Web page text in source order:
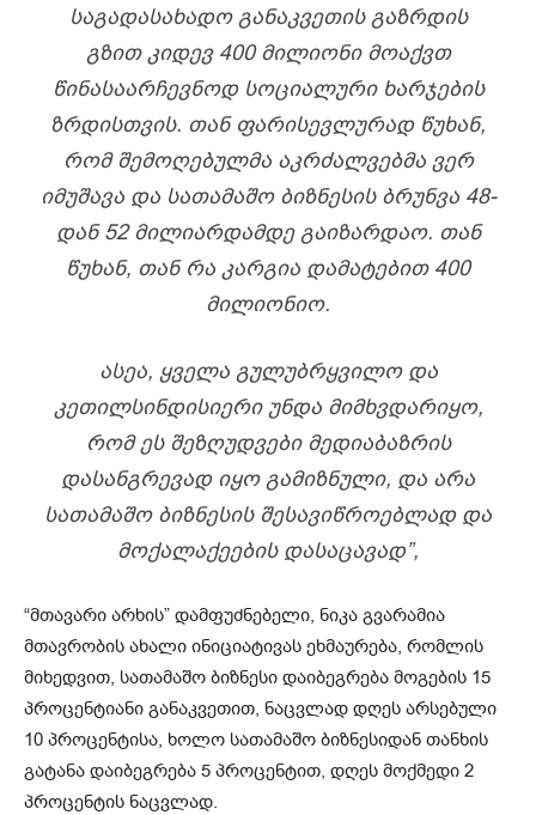
ᲡᲐᲒᲐᲓᲐᲡᲐᲮᲐᲓᲝ ᲒᲐᲜᲐᲙᲕᲔᲗᲘᲡ ᲒᲐᲖᲠᲓᲘᲡ
ᲒᲖᲘᲗ ᲙᲘᲓᲔᲕ 400 ᲛᲘᲚᲘᲝᲜᲘ ᲛᲝᲐᲥᲕᲗ
ᲬᲘᲜᲐᲡᲐᲐᲠᲩᲔᲕᲜᲝᲓ ᲡᲝᲪᲘᲐᲚᲣᲠᲘ ᲮᲐᲠᲯᲔᲑᲘᲡ
ᲖᲠᲓᲘᲡᲗᲕᲘᲡ. ᲗᲐᲜ ᲤᲐᲠᲘᲡᲔᲕᲚᲣᲠᲐᲓ ᲬᲣᲮᲐᲜ,
ᲠᲝᲛ ᲨᲔᲛᲝᲦᲔᲑᲣᲚᲛᲐ ᲐᲙᲠᲫᲐᲚᲕᲔᲑᲛᲐ ᲕᲔᲠ
ᲘᲛᲣᲨᲐᲕᲐ ᲓᲐ ᲡᲐᲗᲐᲛᲐᲨᲝ ᲑᲘᲖᲜᲔᲡᲘᲡ ᲑᲠᲣᲜᲕᲐ 48-
ᲓᲐᲜ 52 ᲛᲘᲚᲘᲐᲠᲓᲐᲛᲓᲔ ᲒᲐᲘᲖᲐᲠᲓᲐᲝ. ᲗᲐᲜ
ᲬᲣᲮᲐᲜ, ᲗᲐᲜ ᲠᲐ ᲙᲐᲠᲒᲘᲐ ᲓᲐᲛᲐᲢᲔᲑᲘᲗ 400
ᲛᲘᲚᲘᲝᲜᲘᲝ.
ᲐᲡᲔᲐ, ᲧᲕᲔᲚᲐ ᲒᲣᲚᲣᲑᲠᲧᲕᲘᲚᲝ ᲓᲐ
ᲙᲔᲗᲘᲚᲡᲘᲜᲓᲘᲡᲘᲔᲠᲘ ᲣᲜᲓᲐ ᲛᲘᲛᲮᲕᲓᲐᲠᲘᲧᲝ,
ᲠᲝᲛ ᲔᲡ ᲨᲔᲖᲦᲣᲓᲕᲔᲑᲘ ᲛᲔᲓᲘᲐᲑᲐᲖᲠᲘᲡ
ᲓᲐᲡᲐᲜᲒᲠᲔᲕᲐᲓ ᲘᲧᲝ ᲒᲐᲛᲘᲖᲜᲣᲚᲘ, ᲓᲐ ᲐᲠᲐ
ᲡᲐᲗᲐᲛᲐᲨᲝ ᲑᲘᲖᲜᲔᲡᲘᲡ ᲨᲔᲡᲐᲕᲘᲬᲠᲝᲔᲑᲚᲐᲓ ᲓᲐ
ᲛᲝᲥᲐᲚᲐᲥᲔᲔᲑᲘᲡ ᲓᲐᲡᲐᲪᲐᲕᲐᲓ”,
“მთავარი არხის” დამფუძნებელი, ნიკა გვარამია
მთავრობის ახალი ინიციატივას ეხმაურება, რომლის
მიხედვით, სათამაშო ბიზნესი დაიბეგრება მოგების 15
პროცენტიანი განაკვეთით, ნაცვლად დღეს არსებული
10 პროცენტისა, ხოლო სათამაშო ბიზნესიდან თანხის
გატანა დაიბეგრება 5 პროცენტით, დღეს მოქმედი 2
პროცენტის ნაცვლად.